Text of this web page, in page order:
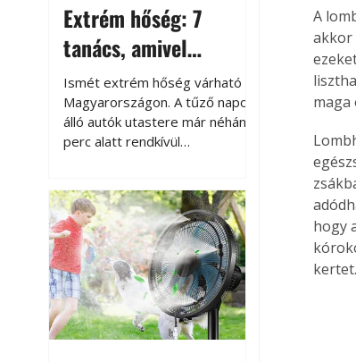
Extrém hőség: 7
tanács, amivel
megóvhatjuk
autónkat a nyári
károktól
Ismét extrém hőség várható
Magyarországon. A tűző napon
álló autók utastere már néhány
perc alatt rendkívül
megközelítheti. Ez nemcsak a
beszállást teszi kellemetlenné,
hanem az autó állapotára és a
benne hagyott tárgyakra is
káros hatással lehet. Néhány
egyszerű óvintézkedéssel
azonban jelentősen
csökkenthetjük a hőség káros
A
akkor
maga
hogy
kertet.